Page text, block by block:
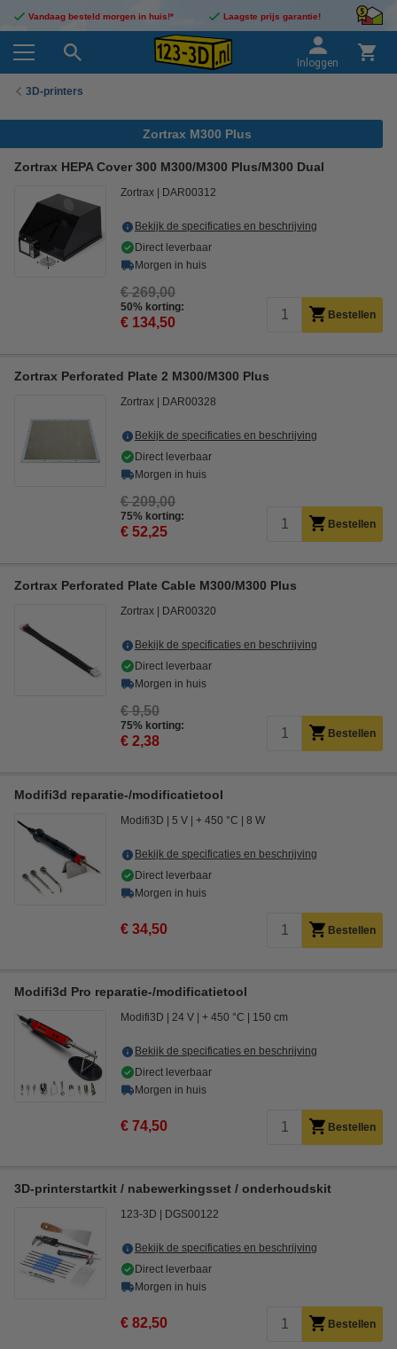
Vandaag besteld morgen in huis!* Laagste prijs garantie!
Inloggen
3D-printers
Zortrax M300 Plus
Zortrax HEPA Cover 300 M300/M300 Plus/M300 Dual
Zortrax DAR00312
Bekijk de specificaties en beschrijving
Direct leverbaar
Morgen in huis
€ 269,00
50% korting:
€ 134,50 Bestellen
Zortrax Perforated Plate 2 M300/M300 Plus
Zortrax DAR00328
Bekijk de specificaties en beschrijving
Direct leverbaar
Morgen in huis
€ 209,00
75% korting:
€ 52,25 Bestellen
Zortrax Perforated Plate Cable M300/M300 Plus
Zortrax DAR00320
Bekijk de specificaties en beschrijving
Direct leverbaar
Morgen in huis
€ 9,50
75% korting:
€ 2,38 Bestellen
Modifi3d reparatie-/modificatietool
Modifi3D 5 V + 450 °C 8 W
Bekijk de specificaties en beschrijving
Direct leverbaar
Morgen in huis
€ 34,50 Bestellen
Modifi3d Pro reparatie-/modificatietool
Modifi3D 24 V + 450 °C 150 cm
Bekijk de specificaties en beschrijving
Direct leverbaar
Morgen in huis
€ 74,50 Bestellen
3D-printerstartkit / nabewerkingsset / onderhoudskit
123-3D DGS00122
Bekijk de specificaties en beschrijving
Direct leverbaar
Morgen in huis
€ 82,50 Bestellen